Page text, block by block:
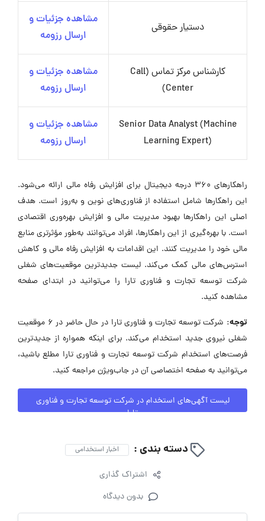
دستیار حقوقی
مشاهده جزئیات و
ارسال رزومه
کارشناس مرکز تماس (Call
Center)
مشاهده جزئیات و
ارسال رزومه
Senior Data Analyst (Machine
Learning Expert)
مشاهده جزئیات و
ارسال رزومه
راهکارهای ۳۶۰ درجه دیجیتال برای افزایش رفاه مالی ارائه می‌شود.
این راهکارها شامل استفاده از فناوری‌های نوین و به‌روز است. هدف
اصلی این راهکارها بهبود مدیریت مالی و افزایش بهره‌وری اقتصادی
است. با بهره‌گیری از این راهکارها، افراد می‌توانند به‌طور مؤثرتری منابع
مالی خود را مدیریت کنند. این اقدامات به افزایش رفاه مالی و کاهش
استرس‌های مالی کمک می‌کند. لیست جدیدترین موقعیت‌های شغلی
شرکت توسعه تجارت و فناوری تارا را می‌توانید در ابتدای صفحه
مشاهده کنید.
توجه:
شرکت توسعه تجارت و فناوری تارا در حال حاضر در ۶ موقعیت
شغلی نیروی جدید استخدام می‌کند. برای اینکه همواره از جدیدترین
فرصت‌های استخدام شرکت توسعه تجارت و فناوری تارا مطلع باشید،
می‌توانید به صفحه اختصاصی آن در جاب‌ویژن مراجعه کنید.
لیست آگهی‌های استخدام در شرکت توسعه تجارت و فناوری
تارا
دسته بندی : اخبار استخدامی
اشتراک گذاری
بدون دیدگاه